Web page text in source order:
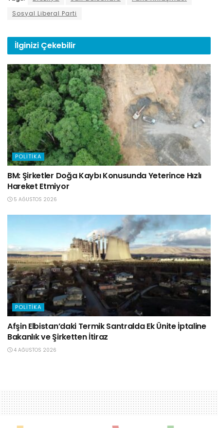
Sosyal Liberal Parti
İlginizi Çekebilir
POLITIKA
BM: Şirketler Doğa Kaybı Konusunda Yeterince Hızlı
Hareket Etmiyor
5 AĞUSTOS 2026
POLITIKA
Afşin Elbistan’daki Termik Santralda Ek Ünite İptaline
Bakanlık ve Şirketten İtiraz
4 AĞUSTOS 2026